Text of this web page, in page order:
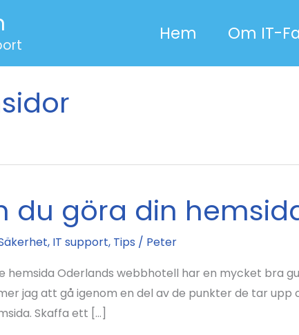
Hem Om IT-
du göra din
, IT support, Tips / Peter
hemsida Oderlands webbhotell har en mycket bra
jag att gå igenom en del av de punkter de tar
Skaffa ett […]